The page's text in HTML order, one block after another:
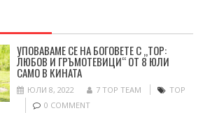
УПОВАВАМЕ СЕ НА БОГОВЕТЕ С „ТОР:
ЛЮБОВ И ГРЪМОТЕВИЦИ“ ОТ 8 ЮЛИ
САМО В КИНАТА
ЮЛИ 8, 2022 7 TOP TEAM
ТОР
0 COMMENT